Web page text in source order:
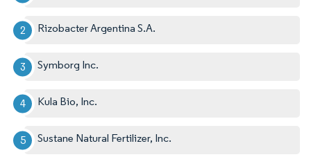
Rizobacter Argentina S.A.
Symborg Inc.
Kula Bio, Inc.
Sustane Natural Fertilizer, Inc.